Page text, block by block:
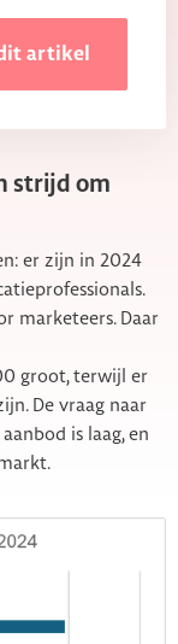
artikel
strijd om
er zijn in 2024
marketeers. Daar
groot, terwijl er
De vraag naar
is laag, en